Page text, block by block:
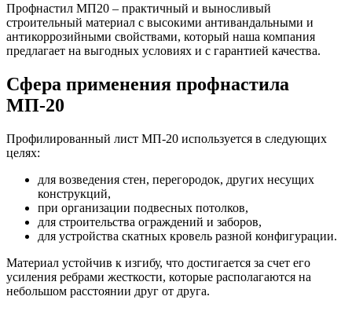
Профнастил МП20 – практичный и выносливый
строительный материал с высокими антивандальными и
антикоррозийными свойствами, который наша компания
предлагает на выгодных условиях и с гарантией качества.
Сфера применения профнастила
МП-20
Профилированный лист МП-20 используется в следующих
целях:
для возведения стен, перегородок, других несущих
конструкций,
при организации подвесных потолков,
для строительства ограждений и заборов,
для устройства скатных кровель разной конфигурации.
Материал устойчив к изгибу, что достигается за счет его
усиления ребрами жесткости, которые располагаются на
небольшом расстоянии друг от друга.